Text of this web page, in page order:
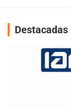
Destacadas